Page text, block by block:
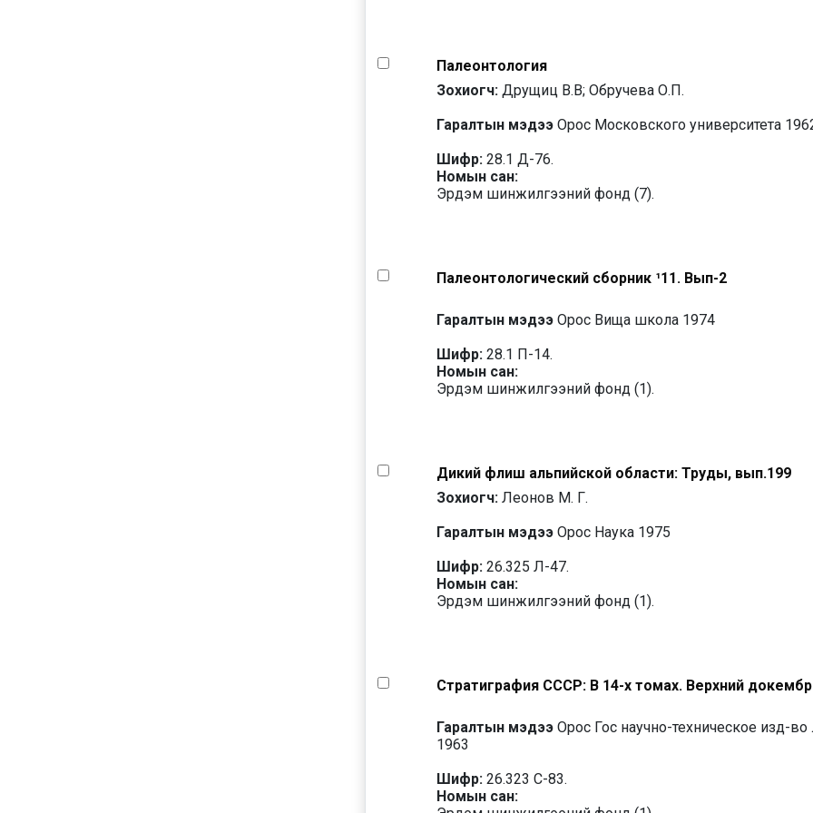
Палеонтология
Зохиогч: Друщиц В.В; Обручева О.П.
Гаралтын мэдээ Орос Московского университета
Шифр: 28.1 Д-76.
Номын сан:
Эрдэм шинжилгээний фонд (7).
Палеонтологический сборник ¹11. Вып-2
Гаралтын мэдээ Орос Вища школа 1974
Шифр: 28.1 П-14.
Номын сан:
Эрдэм шинжилгээний фонд (1).
Дикий флиш альпийской области: Труды, вып.199
Зохиогч: Леонов М. Г.
Гаралтын мэдээ Орос Наука 1975
Шифр: 26.325 Л-47.
Номын сан:
Эрдэм шинжилгээний фонд (1).
Стратиграфия СССР: В 14-х томах. Верхний
Гаралтын мэдээ Орос Гос научно-техническое изд-
1963
Шифр: 26.323 С-83.
Номын сан: